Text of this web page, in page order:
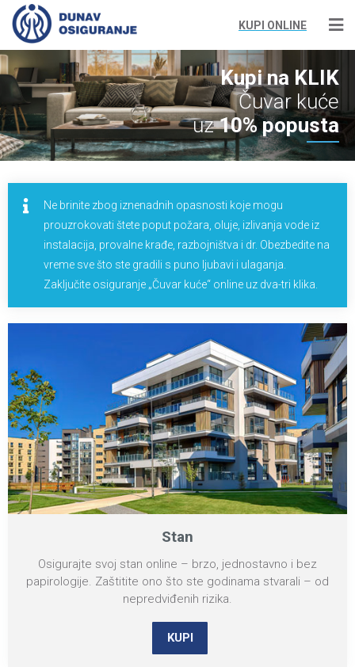
KUPI ONLINE
Kupi na KLIK
Čuvar kuće
uz10% popusta
Ne brinite zbog iznenadnih opasnosti koje mogu
prouzrokovati štete poput požara, oluje, izlivanja vode iz
instalacija, provalne krađe, razbojništva i dr. Obezbedite na
vreme sve što ste gradili s puno ljubavi i ulaganja.
Zaključite osiguranje „Čuvar kuće“ online uz dva-tri klika.
Stan
Osigurajte svoj stan online – brzo, jednostavno i bez
papirologije. Zaštitite ono što ste godinama stvarali – od
nepredviđenih rizika.
KUPI